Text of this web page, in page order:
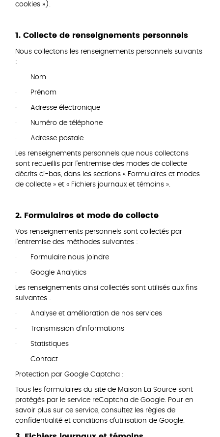
cookies »).
1. Collecte de renseignements personnels
Nous collectons les renseignements personnels suivants
:
· Nom
· Prénom
· Adresse électronique
· Numéro de téléphone
· Adresse postale
Les renseignements personnels que nous collectons
sont recueillis par l’entremise des modes de collecte
décrits ci-bas, dans les sections « Formulaires et modes
de collecte » et « Fichiers journaux et témoins ».
2. Formulaires et mode de collecte
Vos renseignements personnels sont collectés par
l’entremise des méthodes suivantes :
· Formulaire nous joindre
· Google Analytics
Les renseignements ainsi collectés sont utilisés aux fins
suivantes :
· Analyse et amélioration de nos services
· Transmission d’informations
· Statistiques
· Contact
Protection par Google Captcha :
Tous les formulaires du site de Maison La Source sont
protégés par le service reCaptcha de Google. Pour en
savoir plus sur ce service, consultez les règles de
confidentialité et conditions d’utilisation de Google.